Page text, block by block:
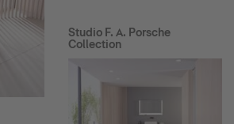
Studio F. A. Porsche
Collection